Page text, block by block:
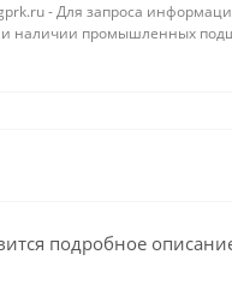
- Для запроса
и наличии промышленных
подробное